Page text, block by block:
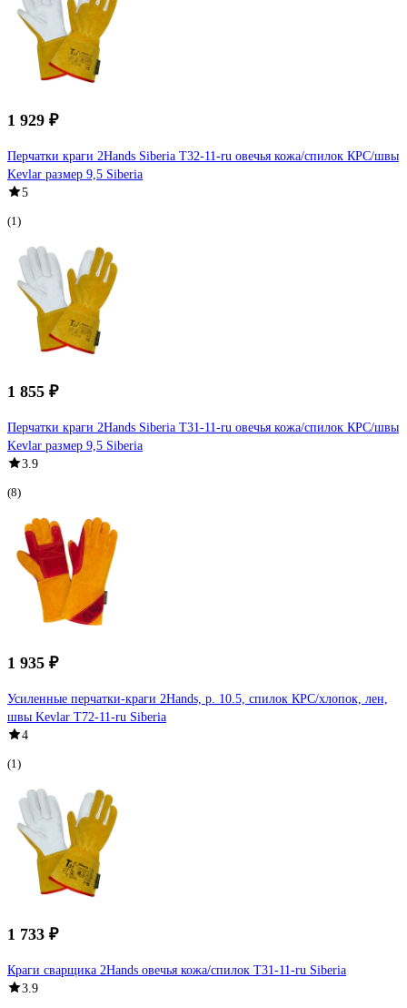
1 929 ₽
Перчатки краги 2Hands Siberia Т32-11-ru овечья кожа/спилок КРС/швы
Kevlar размер 9,5 Siberia
5
(1)
1 855 ₽
Перчатки краги 2Hands Siberia Т31-11-ru овечья кожа/спилок КРС/швы
Kevlar размер 9,5 Siberia
3.9
(8)
1 935 ₽
Усиленные перчатки-краги 2Hands, р. 10.5, спилок КРС/хлопок, лен,
швы Kevlar Т72-11-ru Siberia
4
(1)
1 733 ₽
Краги сварщика 2Hands овечья кожа/спилок Т31-11-ru Siberia
3.9